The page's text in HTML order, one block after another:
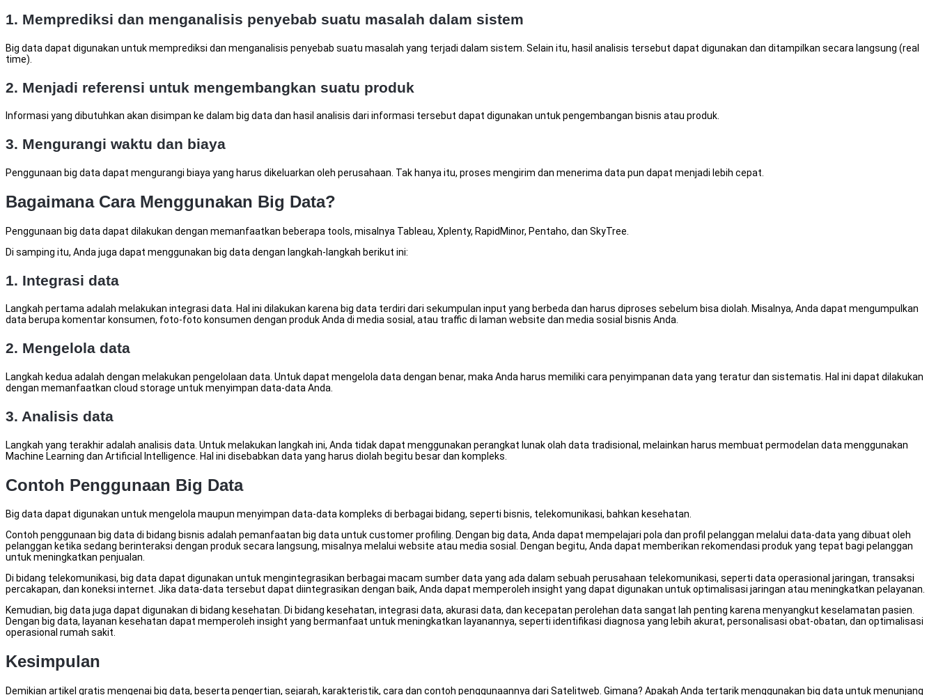
1. Memprediksi dan menganalisis penyebab suatu masalah dalam sistem
Big data dapat digunakan untuk memprediksi dan menganalisis penyebab suatu masalah yang terjadi dalam sistem. Selain itu, hasil analisis tersebut dapat digunakan dan ditampilkan secara langsung (real
time).
2. Menjadi referensi untuk mengembangkan suatu produk
Informasi yang dibutuhkan akan disimpan ke dalam big data dan hasil analisis dari informasi tersebut dapat digunakan untuk pengembangan bisnis atau produk.
3. Mengurangi waktu dan biaya
Penggunaan big data dapat mengurangi biaya yang harus dikeluarkan oleh perusahaan. Tak hanya itu, proses mengirim dan menerima data pun dapat menjadi lebih cepat.
Bagaimana Cara Menggunakan Big Data?
Penggunaan big data dapat dilakukan dengan memanfaatkan beberapa tools, misalnya Tableau, Xplenty, RapidMinor, Pentaho, dan SkyTree.
Di samping itu, Anda juga dapat menggunakan big data dengan langkah-langkah berikut ini:
1. Integrasi data
Langkah pertama adalah melakukan integrasi data. Hal ini dilakukan karena big data terdiri dari sekumpulan input yang berbeda dan harus diproses sebelum bisa diolah. Misalnya, Anda dapat mengumpulkan
data berupa komentar konsumen, foto-foto konsumen dengan produk Anda di media sosial, atau traffic di laman website dan media sosial bisnis Anda.
2. Mengelola data
Langkah kedua adalah dengan melakukan pengelolaan data. Untuk dapat mengelola data dengan benar, maka Anda harus memiliki cara penyimpanan data yang teratur dan sistematis. Hal ini dapat dilakukan
dengan memanfaatkan cloud storage untuk menyimpan data-data Anda.
3. Analisis data
Langkah yang terakhir adalah analisis data. Untuk melakukan langkah ini, Anda tidak dapat menggunakan perangkat lunak olah data tradisional, melainkan harus membuat permodelan data menggunakan
Machine Learning dan Artificial Intelligence. Hal ini disebabkan data yang harus diolah begitu besar dan kompleks.
Contoh Penggunaan Big Data
Big data dapat digunakan untuk mengelola maupun menyimpan data-data kompleks di berbagai bidang, seperti bisnis, telekomunikasi, bahkan kesehatan.
Contoh penggunaan big data di bidang bisnis adalah pemanfaatan big data untuk customer profiling. Dengan big data, Anda dapat mempelajari pola dan profil pelanggan melalui data-data yang dibuat oleh
pelanggan ketika sedang berinteraksi dengan produk secara langsung, misalnya melalui website atau media sosial. Dengan begitu, Anda dapat memberikan rekomendasi produk yang tepat bagi pelanggan
untuk meningkatkan penjualan.
Di bidang telekomunikasi, big data dapat digunakan untuk mengintegrasikan berbagai macam sumber data yang ada dalam sebuah perusahaan telekomunikasi, seperti data operasional jaringan, transaksi
percakapan, dan koneksi internet. Jika data-data tersebut dapat diintegrasikan dengan baik, Anda dapat memperoleh insight yang dapat digunakan untuk optimalisasi jaringan atau meningkatkan pelayanan.
Kemudian, big data juga dapat digunakan di bidang kesehatan. Di bidang kesehatan, integrasi data, akurasi data, dan kecepatan perolehan data sangat lah penting karena menyangkut keselamatan pasien.
Dengan big data, layanan kesehatan dapat memperoleh insight yang bermanfaat untuk meningkatkan layanannya, seperti identifikasi diagnosa yang lebih akurat, personalisasi obat-obatan, dan optimalisasi
operasional rumah sakit.
Kesimpulan
Demikian artikel gratis mengenai big data, beserta pengertian, sejarah, karakteristik, cara dan contoh penggunaannya dari Satelitweb. Gimana? Apakah Anda tertarik menggunakan big data untuk menunjang